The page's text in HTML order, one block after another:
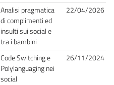
Analisi pragmatica
di complimenti ed
insulti sui social e
tra i bambini
22/04/2026
Code Switching e
Polylanguaging nei
social
26/11/2024